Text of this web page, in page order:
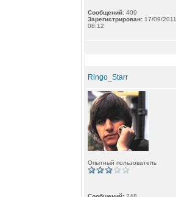
Сообщений: 409
Зарегистрирован: 17/09/2011
08:12
Ringo_Starr
Опытный пользователь